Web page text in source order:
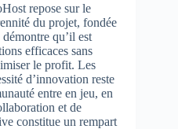
repose sur le
du projet, fondée
qu’il est
efficaces sans
le profit. Les
d’innovation reste
entre en jeu, en
et de
constitue un rempart